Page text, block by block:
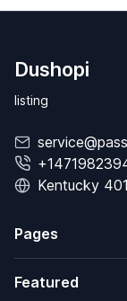
Dushopi
listing
Kentucky
Pages
Featured